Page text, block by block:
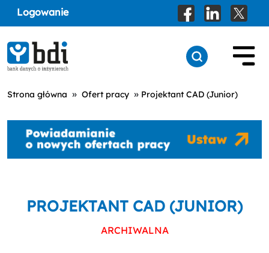
Logowanie
Strona główna » Ofert pracy » Projektant CAD (Junior)
PROJEKTANT CAD (JUNIOR)
ARCHIWALNA